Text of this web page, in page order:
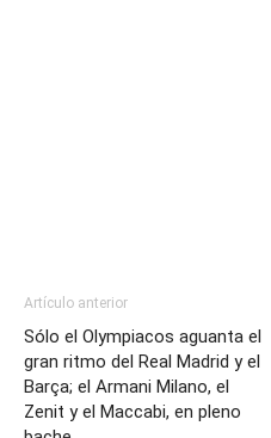
Artículo anterior
Sólo el Olympiacos aguanta el
gran ritmo del Real Madrid y el
Barça; el Armani Milano, el
Zenit y el Maccabi, en pleno